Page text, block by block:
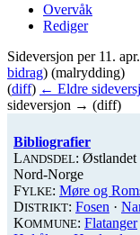
Overvåk
Rediger
Sideversjon per 11.
bidrag) (malrydding)
(diff) ← Eldre
sideversjon → (diff)
Bibliografier
LANDSDEL: Østlandet
Nord-Norge
FYLKE: Møre og
DISTRIKT: Fosen ·
KOMMUNE: Flatanger